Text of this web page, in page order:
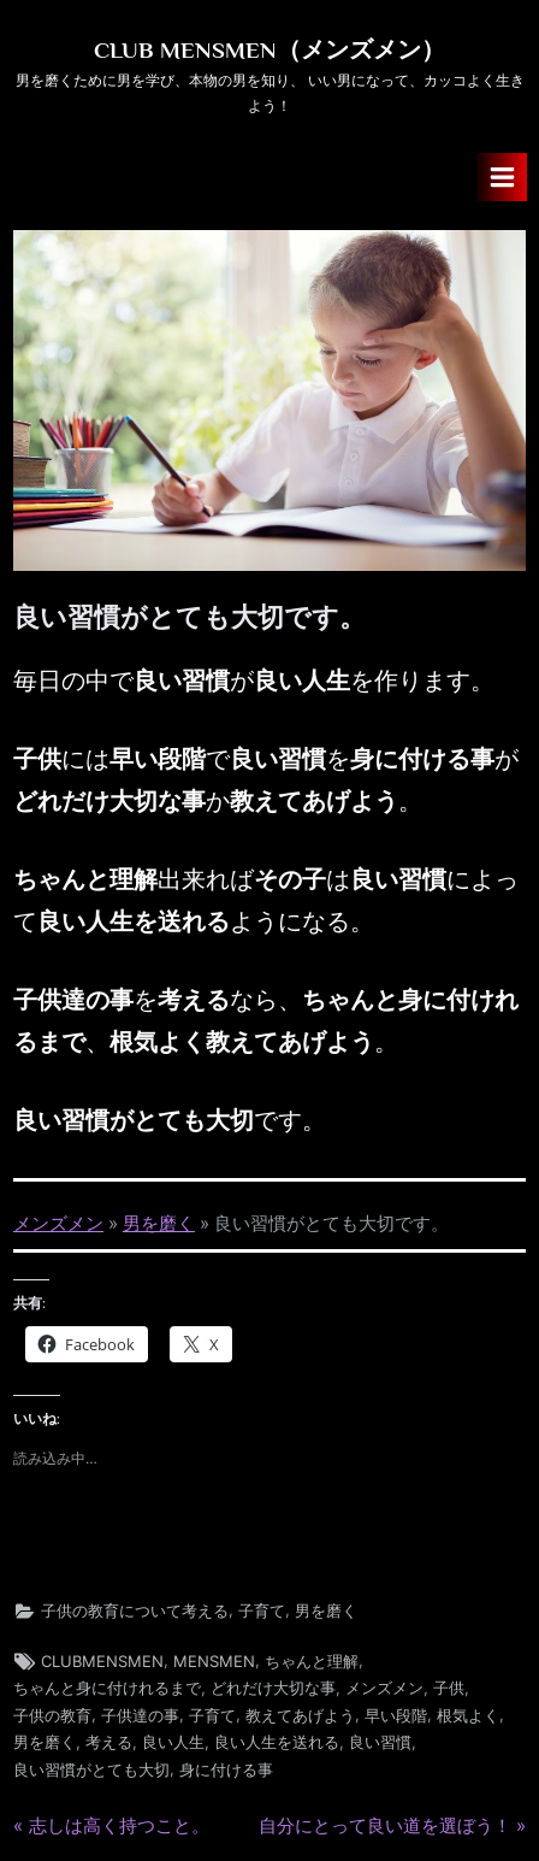
content
CLUB MENSMEN（メンズメン）
男を磨くために男を学び、本物の男を知り、 いい男になって、カッコよく生き
よう！
良い習慣がとても大切です。
on
毎日の中で良い習慣が良い人生を作ります。
子供には早い段階で良い習慣を身に付ける事が
どれだけ大切な事か教えてあげよう 。
ちゃんと理解出来ればその子は 良い習慣によっ
て 良い人生を送れるようになる。
子供達の事を考えるなら、 ちゃんと身に付けれ
るまで、 根気よく教えてあげよう 。
良い習慣がとても大切です。
メンズメン » 男を磨く » 良い習慣がとても大切です。
共有:
Facebook X
いいね:
読み込み中…
子供の教育について考える, 子育て, 男を磨く
Tags:
CLUBMENSMEN, MENSMEN, ちゃんと理解,
ちゃんと身に付けれるまで, どれだけ大切な事, メンズメン, 子供,
子供の教育, 子供達の事, 子育て, 教えてあげよう , 早い段階, 根気よく ,
男を磨く , 考える, 良い人生, 良い人生を送れる, 良い習慣,
良い習慣がとても大切, 身に付ける事
投
P
志しは高く持つこと。
N
自分にとって良い道を選ぼう！